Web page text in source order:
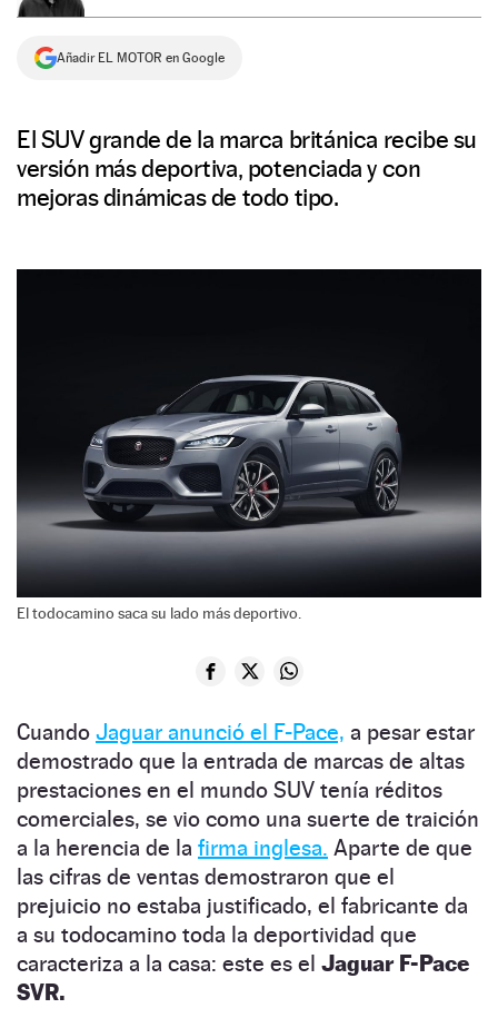
Añadir EL MOTOR en Google
El SUV grande de la marca británica recibe su
versión más deportiva, potenciada y con
mejoras dinámicas de todo tipo.
El todocamino saca su lado más deportivo.
Cuando Jaguar anunció el F-Pace, a pesar estar
demostrado que la entrada de marcas de altas
prestaciones en el mundo SUV tenía réditos
comerciales, se vio como una suerte de traición
a la herencia de la firma inglesa. Aparte de que
las cifras de ventas demostraron que el
prejuicio no estaba justificado, el fabricante da
a su todocamino toda la deportividad que
caracteriza a la casa: este es el Jaguar F-Pace
SVR.